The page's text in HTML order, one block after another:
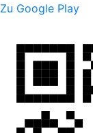
Zu Google Play